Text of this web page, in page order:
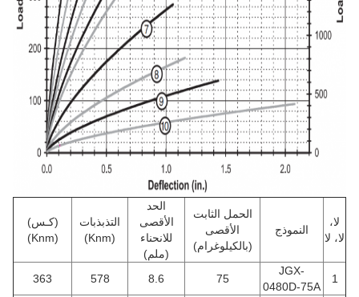
لا،
لا، لا
النموذج
الحمل الثابت
الأقصى
(بالكيلوغرام)
الحد
الأقصى
للانحناء
(ملم)
التذبذبات
(كـس)
JGX-
0480D-75A
75
8.6
578
363